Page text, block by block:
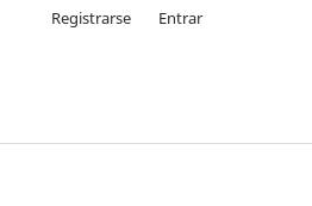
Registrarse Entrar